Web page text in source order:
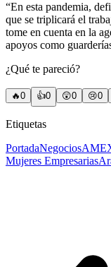
“En esta pandemia,
que se triplicará el
tome en cuenta en la
apoyos como
¿Qué te pareció?
🔥0 👍0 😲0 😢0
Etiquetas
PortadaNegocios
Mujeres Empresarias